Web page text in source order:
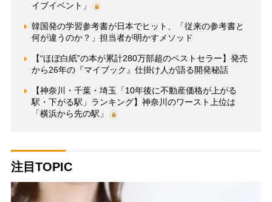
イブイベント」
韓国発の学習参考書が日本でヒット、「従来の参考書と
何が違うのか？」担当者が明かすメソッド
【“ほぼ白紙”の本が累計280万部超のベストセラー】発売
から26年の『マイブック』仕掛け人が語る開発秘話
【神奈川・千葉・埼玉「10年後に不動産価格が上がる
駅・下がる駅」ランキング】神奈川のワースト上位は
「横浜から先の駅」
注目TOPIC